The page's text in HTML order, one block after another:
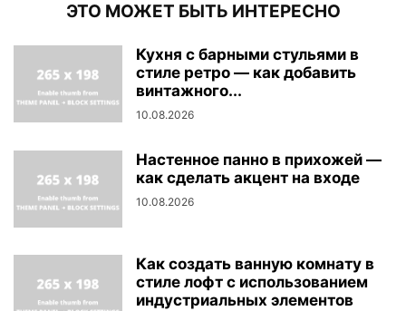
ЭТО МОЖЕТ БЫТЬ ИНТЕРЕСНО
Кухня с барными стульями в
стиле ретро — как добавить
винтажного...
10.08.2026
Настенное панно в прихожей —
как сделать акцент на входе
10.08.2026
Как создать ванную комнату в
стиле лофт с использованием
индустриальных элементов